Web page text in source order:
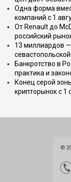
Одна форма
компаний с 1
От Renault до
российский
13 миллиардов —
Банкротство в
практика и
Конец серой
крипторынок с 1
©